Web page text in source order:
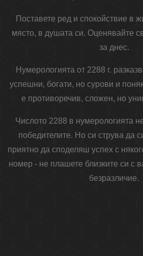
Поставете ред и спокойствие в
място, в душата си. Оценявайте
за днес.
Нумерологията от 2288 г.
успешни, богати, но сурови и
е противоречив, сложен, но
Числото 2288 в нумерологията
победителите. Но си струва да
приятно да споделяш успех с
номер - не плашете близките си с
безразличие.